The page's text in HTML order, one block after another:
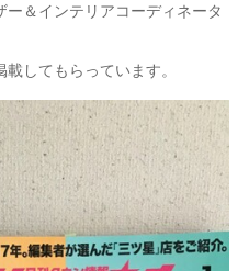
＆インテリアコーディネータ
してもらっています。